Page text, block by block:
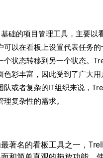
础的项目管理工具，主要以
可以在看板上设置代表任务
个状态转移到另一个状态。
色彩丰富，因此受到了广大用
队或者复杂的IT组织来说，
复杂性的需求。
著名的看板工具之一，